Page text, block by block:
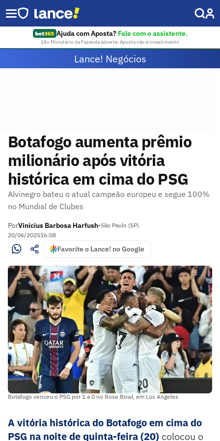
Ajuda com Aposta? Fale com o assistente.
18+ Ministério da Fazenda adverte: Aposta não é investimento
Lance! Negócios
Botafogo aumenta prêmio
milionário após vitória
histórica em cima do PSG
Alvinegro bateu o atual campeão europeu e segue 100%
no Mundial de Clubes
PorVinicius Barbosa Harfush•São Paulo (SP)
20/06/202516:08
Favorite o Lance! no Google
Botafogo venceu o PSG por 1 a 0 no Rose Bowl, em Los Angeles
A vitória histórica do Botafogo em cima do
PSG na noite de quinta-feira (20) colocou o